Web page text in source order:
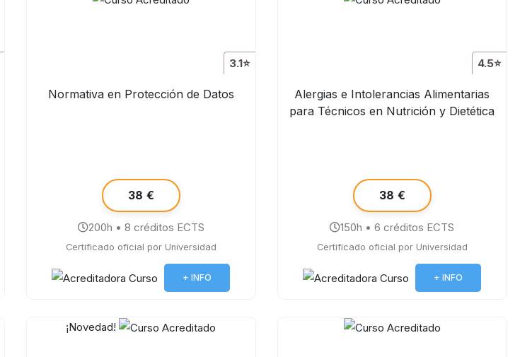
3.1⭐
Normativa en Protección de Datos
38 €
200h • 8 créditos ECTS
Certificado oficial por Universidad
+ INFO
4.5⭐
Alergias e Intolerancias Alimentarias
para Técnicos en Nutrición y Dietética
38 €
150h • 6 créditos ECTS
Certificado oficial por Universidad
+ INFO
¡Novedad!